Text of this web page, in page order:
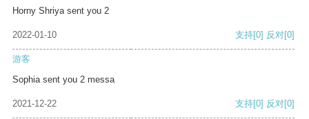
Horny Shriya sent you 2
2022-01-10 支持[0] 反对[0]
游客
Sophia sent you 2 messa
2021-12-22 支持[0] 反对[0]